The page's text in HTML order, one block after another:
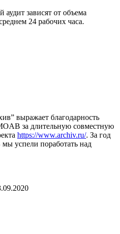
аудит зависят от объема
24 рабочих часа.
выражает благодарность
за длительную совместную
https://www.archiv.ru/. За год
успели поработать над